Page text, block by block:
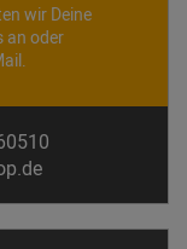
wir Deine
an oder